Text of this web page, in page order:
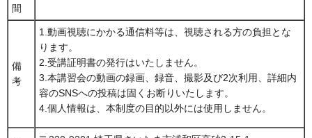
間
備
考
1.動画視聴にかかる通信料等は、視聴される方の負担とな
ります。
2.受講証明書の発行はいたしません。
3.本講習会の動画の録画、録音、撮影及び2次利用、詳細内
容のSNSへの投稿は固くお断りいたします。
4.個人情報は、本制度の目的以外には使用しません。